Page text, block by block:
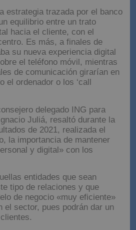
estrategia trazada por el banco
equilibrio entre un trato
hacia el cliente, con el
Es más, a finales de
su nueva experiencia digital
el teléfono móvil, mientras
de comunicación girarían en
el ordenador o los ‘call
delegado ING para
Juliá, resaltó durante la
de 2021, realizada el
la importancia de mantener
y digital» con los
entidades que sean
tipo de relaciones y que
de negocio «muy eficiente»
el sector, pues podrán dar un